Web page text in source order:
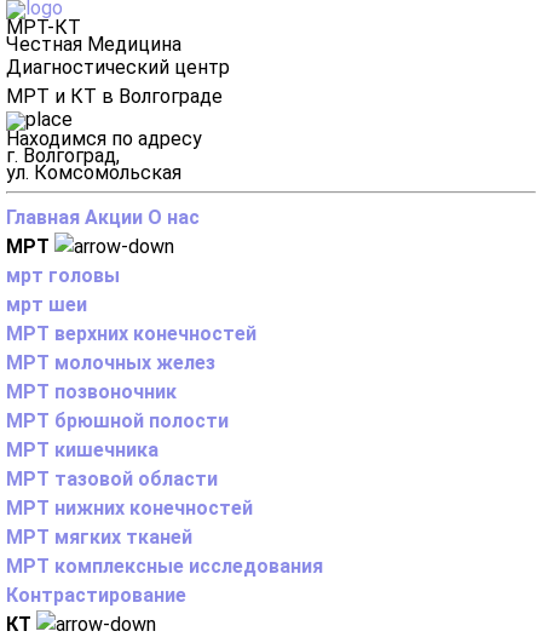
МРТ-КТ
Честная Медицина
Диагностический центр
МРТ и КТ в Волгограде
Находимся по адресу
г. Волгоград,
ул. Комсомольская
Главная Акции О нас
МРТ
мрт головы
мрт шеи
МРТ верхних конечностей
МРТ молочных желез
МРТ позвоночник
МРТ брюшной полости
МРТ кишечника
МРТ тазовой области
МРТ нижних конечностей
МРТ мягких тканей
МРТ комплексные исследования
Контрастирование
КТ